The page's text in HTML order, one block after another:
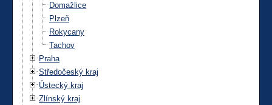
Domažlice
Plzeň
Rokycany
Tachov
Praha
Středočeský kraj
Ústecký kraj
Zlínský kraj